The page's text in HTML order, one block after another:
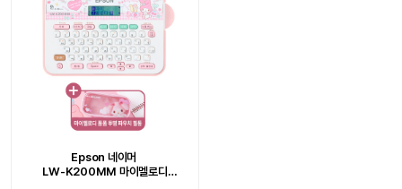
Epson 네이머
LW-K200MM 마이멜로디
Epson Perfection V39II
Epson 네이머
LW-K200PK 핑크 라벨프린터
97,000원
77,500원
30대 한정 완판 임박,
엡손 정품 EH-LS800W, 150인치
4K 레이저 초단초점 빔프로젝터,
포토리뷰 5만원
3,800,000원
2,790,000